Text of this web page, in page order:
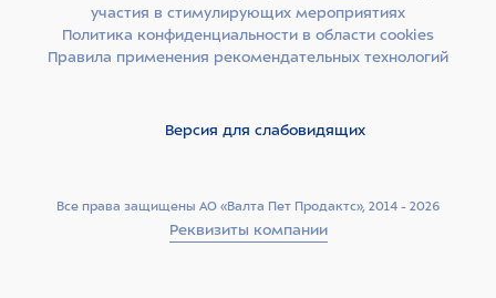
Все права защищены АО «Валта Пет Продактс», 2014 - 2026
Реквизиты компании
участия в стимулирующих мероприятиях
Политика конфиденциальности в области cookies
Правила применения рекомендательных технологий
Версия для слабовидящих